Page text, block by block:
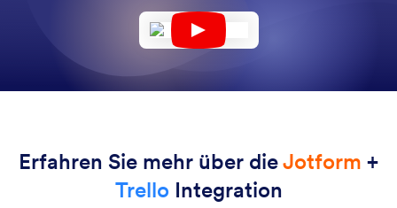
Erfahren Sie mehr über dieJotform +
Trello Integration